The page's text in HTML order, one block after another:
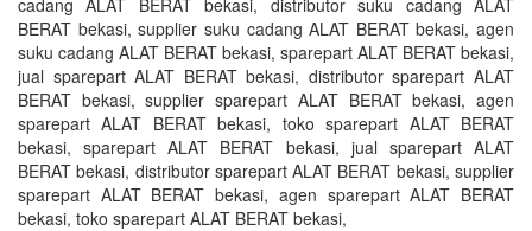
BERAT bekasi, supplier suku cadang ALAT BERAT bekasi, agen
suku cadang ALAT BERAT bekasi, sparepart ALAT BERAT bekasi,
jual sparepart ALAT BERAT bekasi, distributor sparepart ALAT
BERAT bekasi, supplier sparepart ALAT BERAT bekasi, agen
sparepart ALAT BERAT bekasi, toko sparepart ALAT BERAT
bekasi, sparepart ALAT BERAT bekasi, jual sparepart ALAT
BERAT bekasi, distributor sparepart ALAT BERAT bekasi, supplier
sparepart ALAT BERAT bekasi, agen sparepart ALAT BERAT
bekasi, toko sparepart ALAT BERAT bekasi,